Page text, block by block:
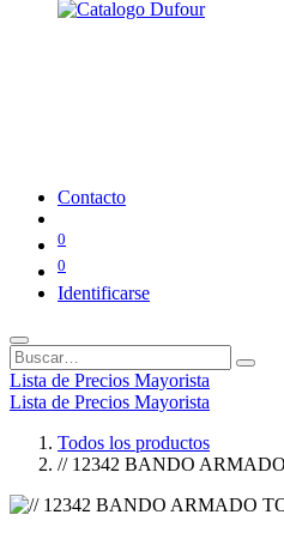
Contacto
0
0
Identificarse
Lista de Precios Mayorista
Lista de Precios Mayorista
Todos los productos
// 12342 BANDO